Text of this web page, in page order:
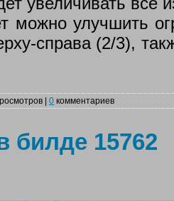
можно улучшить
справа (2/3),
| 0 комментариев
билде 15762